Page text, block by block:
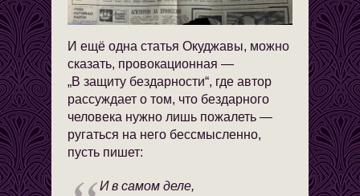
И ещё одна статья Окуджавы, можно
сказать, провокационная —
„В защиту бездарности“, где автор
рассуждает о том, что бездарного
человека нужно лишь пожалеть —
ругаться на него бессмысленно,
пусть пишет:
И в самом деле,